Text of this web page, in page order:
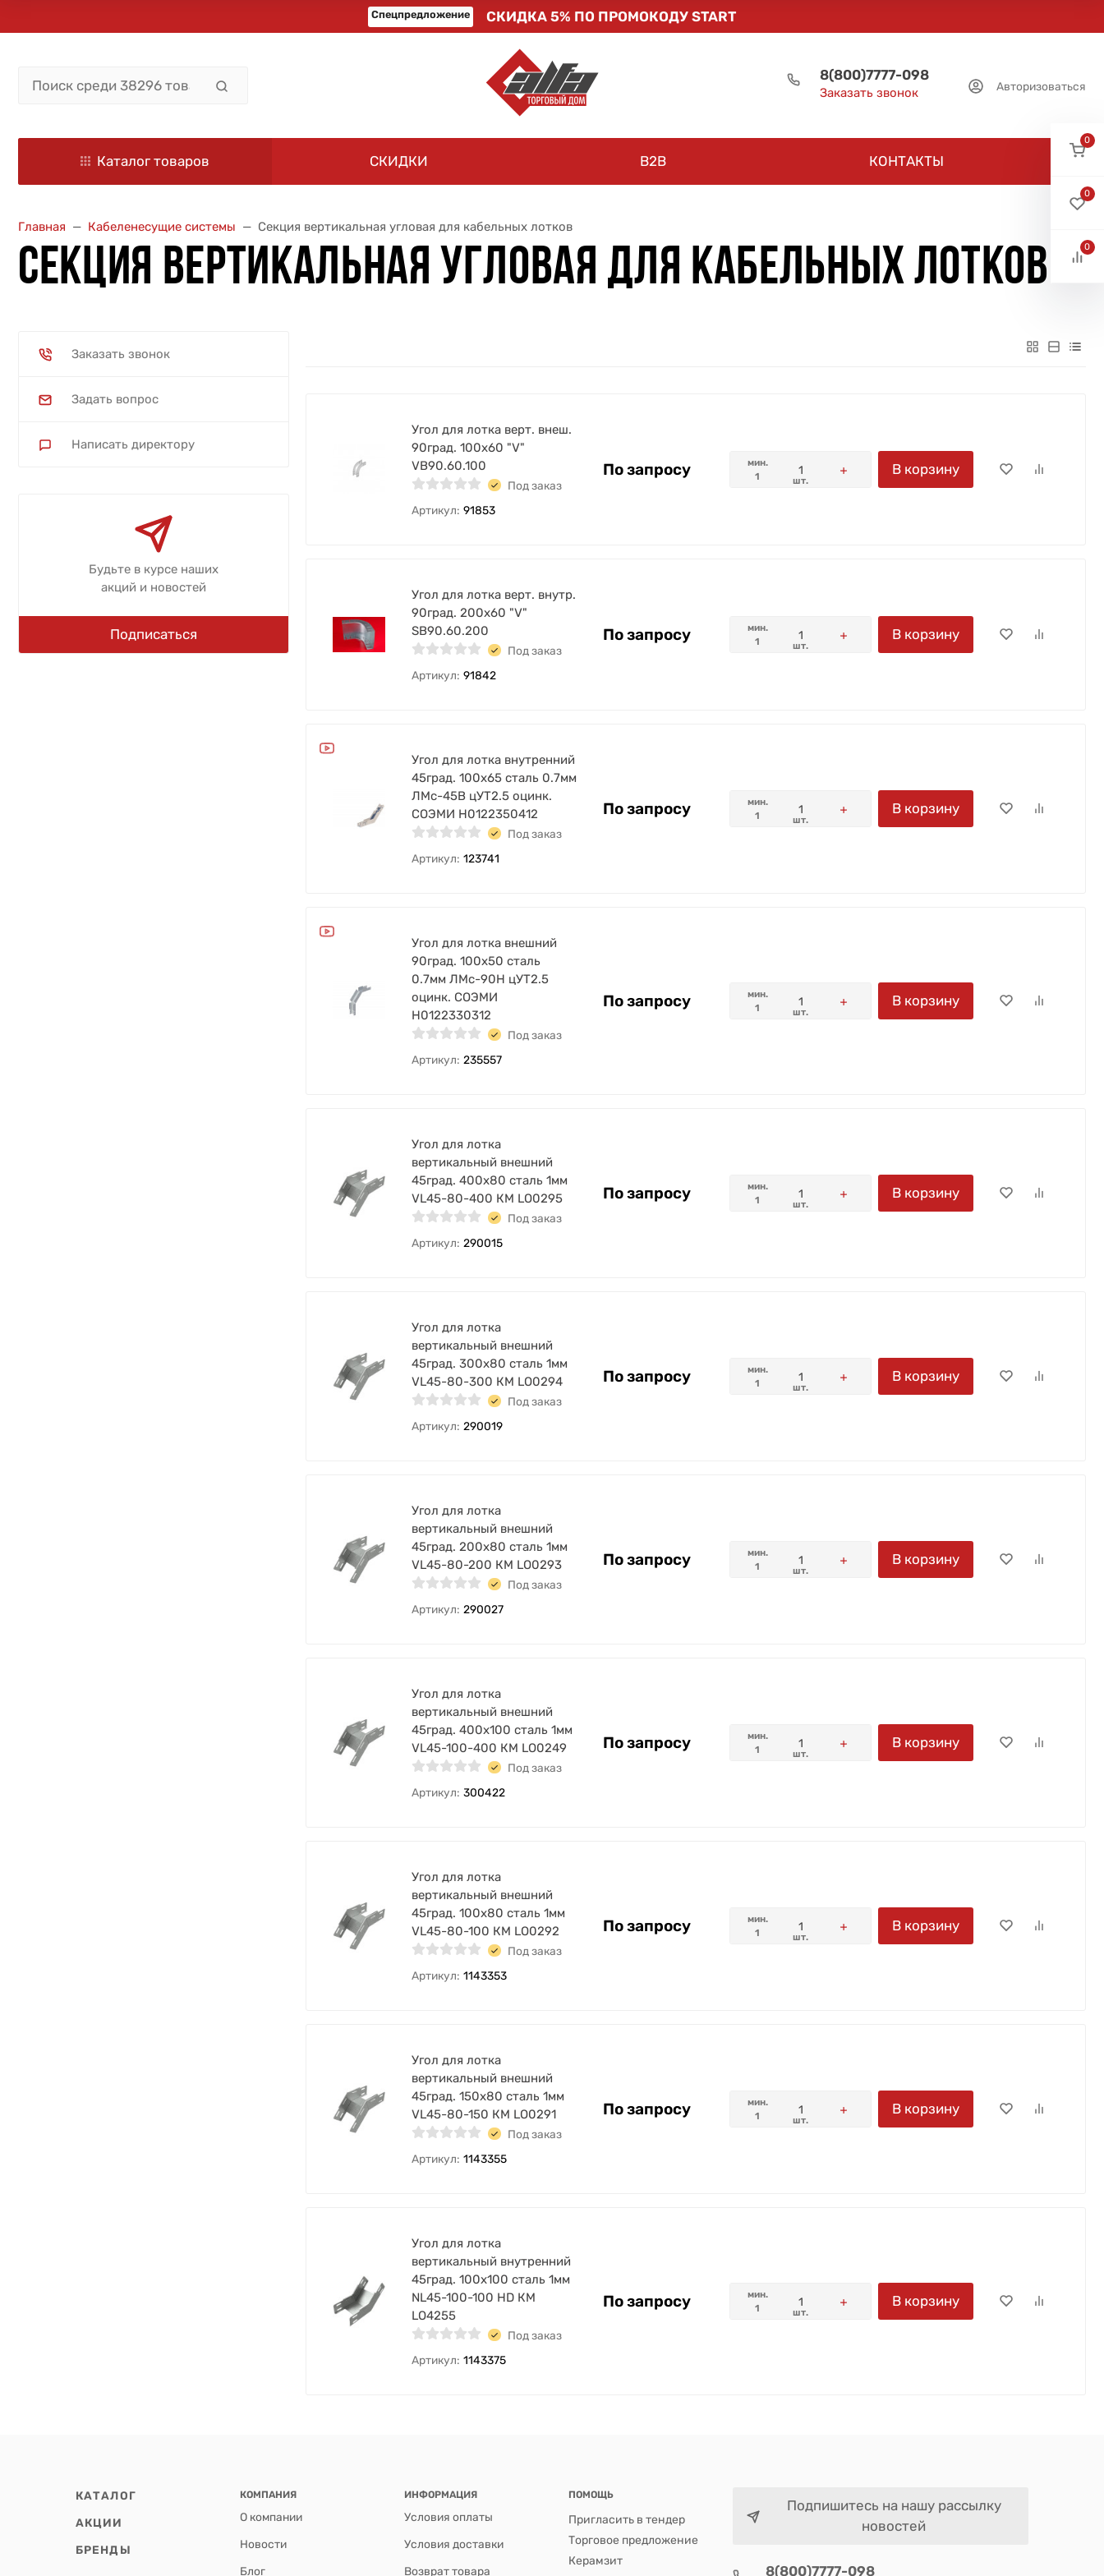
Спецпредложение СКИДКА 5% ПО ПРОМОКОДУ START
8(800)7777-098
Заказать звонок Авторизоваться
Каталог товаров СКИДКИ B2B КОНТАКТЫ
Главная Кабеленесущие системы Секция вертикальная угловая для кабельных лотков
СЕКЦИЯ ВЕРТИКАЛЬНАЯ УГЛОВАЯ ДЛЯ КАБЕЛЬНЫХ ЛОТКОВ
Заказать звонок
Задать вопрос
Написать директору
Будьте в курсе наших
акций и новостей
Подписаться
Угол для лотка верт. внеш.
90град. 100х60 "V"
VB90.60.100
Под заказ
Артикул: 91853
По запросу
мин.
1
шт.
В корзину
Угол для лотка верт. внутр.
90град. 200х60 "V"
SB90.60.200
Под заказ
Артикул: 91842
По запросу
мин.
1
шт.
В корзину
Угол для лотка внутренний
45град. 100х65 сталь 0.7мм
ЛМс-45В цУТ2.5 оцинк.
СОЭМИ Н0122350412
Под заказ
Артикул: 123741
По запросу
мин.
1
шт.
В корзину
Угол для лотка внешний
90град. 100х50 сталь
0.7мм ЛМс-90Н цУТ2.5
оцинк. СОЭМИ
Н0122330312
Под заказ
Артикул: 235557
По запросу
мин.
1
шт.
В корзину
Угол для лотка
вертикальный внешний
45град. 400х80 сталь 1мм
VL45-80-400 КМ LO0295
Под заказ
Артикул: 290015
По запросу
мин.
1
шт.
В корзину
Угол для лотка
вертикальный внешний
45град. 300х80 сталь 1мм
VL45-80-300 КМ LO0294
Под заказ
Артикул: 290019
По запросу
мин.
1
шт.
В корзину
Угол для лотка
вертикальный внешний
45град. 200х80 сталь 1мм
VL45-80-200 КМ LO0293
Под заказ
Артикул: 290027
По запросу
мин.
1
шт.
В корзину
Угол для лотка
вертикальный внешний
45град. 400х100 сталь 1мм
VL45-100-400 КМ LO0249
Под заказ
Артикул: 300422
По запросу
мин.
1
шт.
В корзину
Угол для лотка
вертикальный внешний
45град. 100х80 сталь 1мм
VL45-80-100 КМ LO0292
Под заказ
Артикул: 1143353
По запросу
мин.
1
шт.
В корзину
Угол для лотка
вертикальный внешний
45град. 150х80 сталь 1мм
VL45-80-150 КМ LO0291
Под заказ
Артикул: 1143355
По запросу
мин.
1
шт.
В корзину
Угол для лотка
вертикальный внутренний
45град. 100х100 сталь 1мм
NL45-100-100 HD КМ
LO4255
Под заказ
Артикул: 1143375
По запросу
мин.
1
шт.
В корзину
КАТАЛОГ
АКЦИИ
БРЕНДЫ
КОМПАНИЯ
О компании
Новости
Блог
ИНФОРМАЦИЯ
Условия оплаты
Условия доставки
Возврат товара
ПОМОЩЬ
Пригласить в тендер
Торговое предложение
Керамзит
Подпишитесь на нашу рассылку
новостей
8(800)7777-098
0
0
0